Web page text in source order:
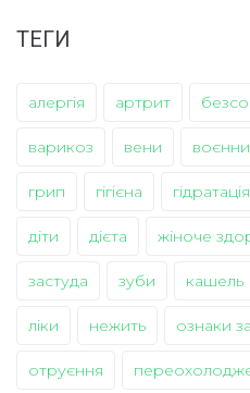
ТЕГИ
алергія артрит
варикоз вени
грип гігієна гідратація
діти дієта жіноче
застуда зуби кашель
ліки нежить ознаки
отруєння